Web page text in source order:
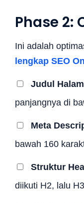
Phase 2:
Ini adalah
lengkap SEO
Judul
panjangnya di
Meta
bawah 160
Struktur
diikuti H2, lalu